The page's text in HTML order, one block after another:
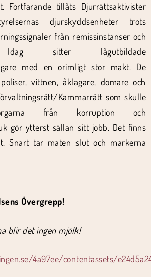
Fortfarande tillåts Djurrättsaktivister
djurskyddsenheter trots
från remissinstanser och
Idag sitter lågutbildade
med en orimligt stor makt. De
vittnen, åklagare, domare och
Kammarrätt som skulle
från korruption och
gör ytterst sällan sitt jobb. Det finns
Snart tar maten slut och markerna
Övergrepp!
blir det ingen mjölk!
4a97ee/contentassets/